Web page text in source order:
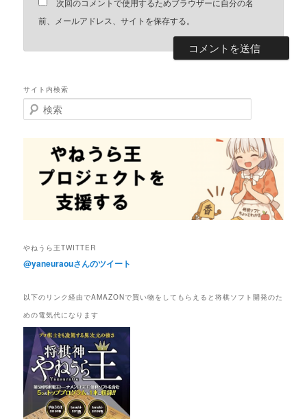
次回のコメントで使用するためブラウザーに自分の名
前、メールアドレス、サイトを保存する。
サイト内検索
検
索
やねうら王TWITTER
@yaneuraouさんのツイート
以下のリンク経由でAMAZONで買い物をしてもらえると将棋ソフト開発のた
めの電気代になります